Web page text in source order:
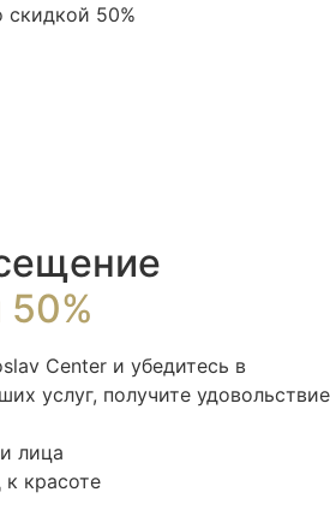
50%
50%
Сenter и убедитесь в
услуг, получите удовольствие
лица
красоте